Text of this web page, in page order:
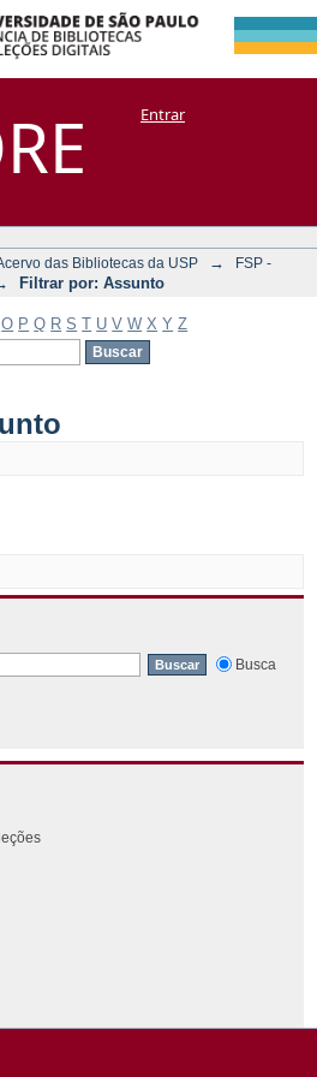
por:
+ CoriscoEntrar
das Bibliotecas da USP →
FSP -
Filtrar por: Assunto
O P Q R S T U V W X Y Z
Busca